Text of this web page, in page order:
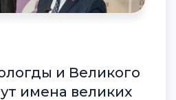
имена великих